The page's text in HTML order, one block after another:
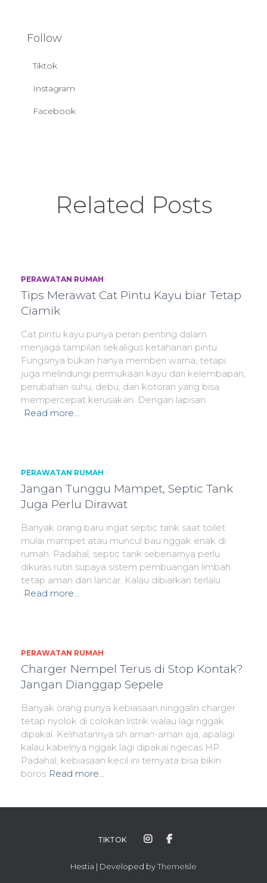
Follow
Tiktok
Instagram
Facebook
Related Posts
PERAWATAN RUMAH
Tips Merawat Cat Pintu Kayu biar Tetap
Ciamik
Cat pintu kayu punya peran penting dalam
menjaga tampilan sekaligus ketahanan pintu.
Fungsinya bukan hanya memberi warna, tetapi
juga melindungi permukaan kayu dari kelembapan,
perubahan suhu, debu, dan kotoran yang bisa
mempercepat kerusakan. Dengan lapisan
Read more…
PERAWATAN RUMAH
Jangan Tunggu Mampet, Septic Tank
Juga Perlu Dirawat
Banyak orang baru ingat septic tank saat toilet
mulai mampet atau muncul bau nggak enak di
rumah. Padahal, septic tank sebenarnya perlu
dikuras rutin supaya sistem pembuangan limbah
tetap aman dan lancar. Kalau dibiarkan terlalu
Read more…
PERAWATAN RUMAH
Charger Nempel Terus di Stop Kontak?
Jangan Dianggap Sepele
Banyak orang punya kebiasaan ninggalin charger
tetap nyolok di colokan listrik walau lagi nggak
dipakai. Kelihatannya sih aman-aman aja, apalagi
kalau kabelnya nggak lagi dipakai ngecas HP.
Padahal, kebiasaan kecil ini ternyata bisa bikin
boros Read more…
TIKTOK
Hestia | Developed byThemeIsle